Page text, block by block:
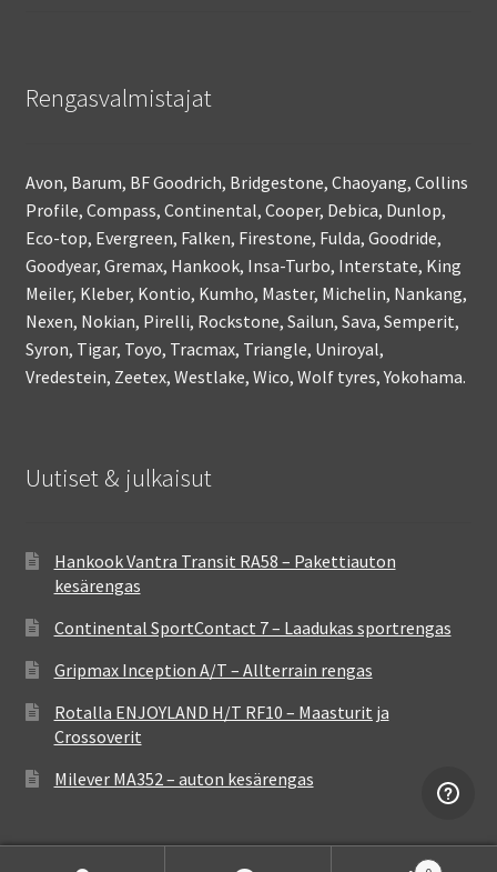
Rengasvalmistajat
Avon, Barum, BF Goodrich, Bridgestone, Chaoyang, Collins
Profile, Compass, Continental, Cooper, Debica, Dunlop,
Eco-top, Evergreen, Falken, Firestone, Fulda, Goodride,
Goodyear, Gremax, Hankook, Insa-Turbo, Interstate, King
Meiler, Kleber, Kontio, Kumho, Master, Michelin, Nankang,
Nexen, Nokian, Pirelli, Rockstone, Sailun, Sava, Semperit,
Syron, Tigar, Toyo, Tracmax, Triangle, Uniroyal,
Vredestein, Zeetex, Westlake, Wico, Wolf tyres, Yokohama.
Uutiset & julkaisut
Hankook Vantra Transit RA58 – Pakettiauton
kesärengas
Continental SportContact 7 – Laadukas sportrengas
Gripmax Inception A/T – Allterrain rengas
Rotalla ENJOYLAND H/T RF10 – Maasturit ja
Crossoverit
Milever MA352 – auton kesärengas